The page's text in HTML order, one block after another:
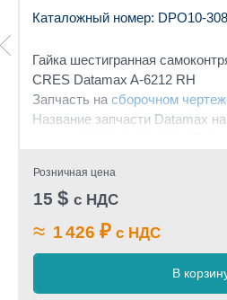
Каталожный номер: DPO10-
Гайка шестигранная
CRES Datamax A-6212 RH
Запчасть на сборочном
Название запчасти Datamax
Розничная цена
15 $ с НДС
≈ 1 426 ₽ с НДС
В